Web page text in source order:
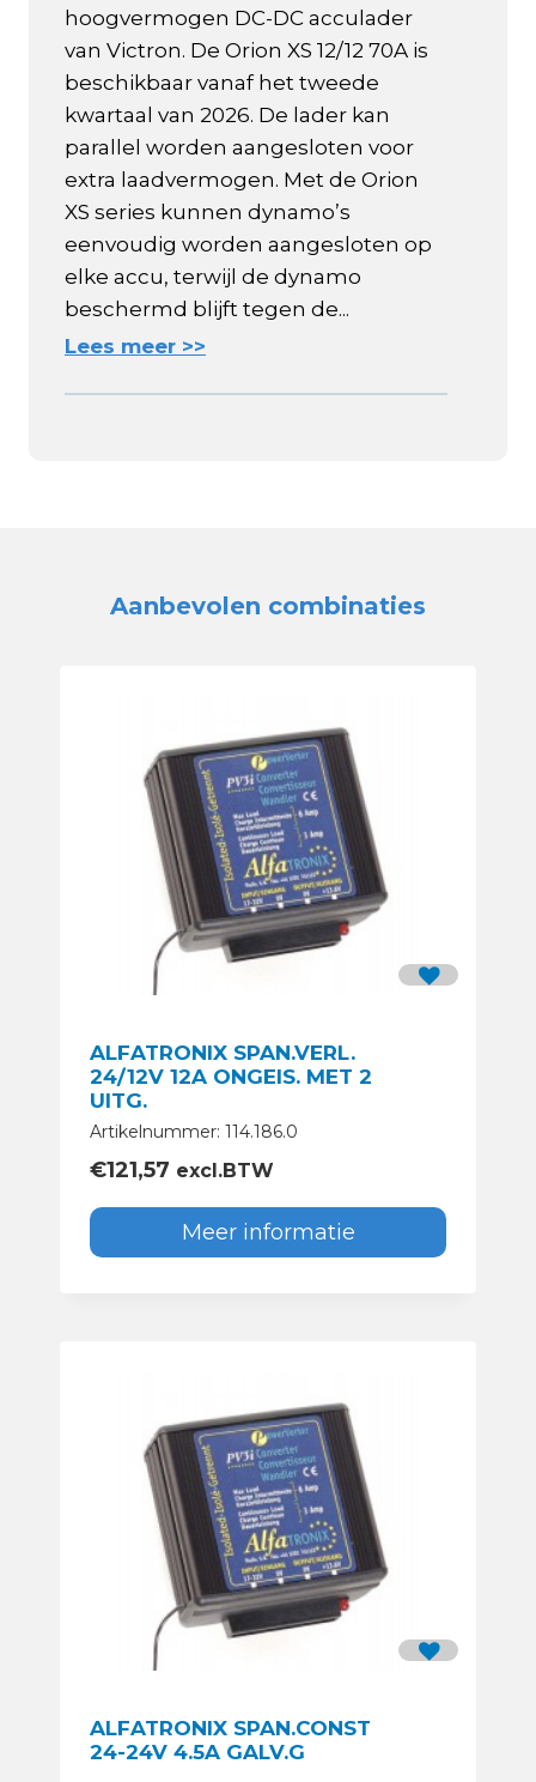
hoogvermogen DC-DC acculader
van Victron. De Orion XS 12/12 70A is
beschikbaar vanaf het tweede
kwartaal van 2026. De lader kan
parallel worden aangesloten voor
extra laadvermogen. Met de Orion
XS series kunnen dynamo’s
eenvoudig worden aangesloten op
elke accu, terwijl de dynamo
beschermd blijft tegen de...
Lees meer >>
Aanbevolen combinaties
ALFATRONIX SPAN.VERL.
24/12V 12A ONGEIS. MET 2
UITG.
Artikelnummer: 114.186.0
€121,57 excl.BTW
Meer informatie
ALFATRONIX SPAN.CONST
24-24V 4.5A GALV.G